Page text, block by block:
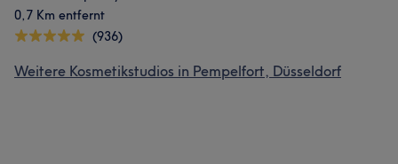
0,7 Km entfernt
(936)
Weitere Kosmetikstudios in Pempelfort, Düsseldorf